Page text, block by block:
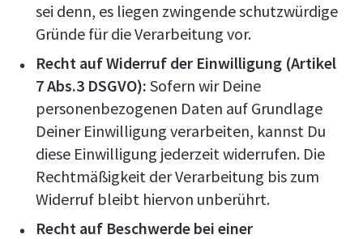
sei denn, es liegen zwingende schutzwürdige
Gründe für die Verarbeitung vor.
Recht auf Widerruf der Einwilligung (Artikel
7 Abs.3 DSGVO): Sofern wir Deine
personenbezogenen Daten auf Grundlage
Deiner Einwilligung verarbeiten, kannst Du
diese Einwilligung jederzeit widerrufen. Die
Rechtmäßigkeit der Verarbeitung bis zum
Widerruf bleibt hiervon unberührt.
Recht auf Beschwerde bei einer